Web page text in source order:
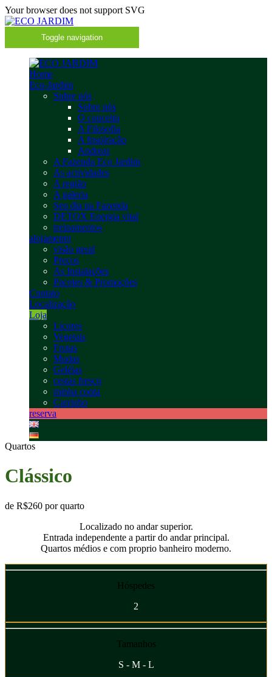
Your browser does not support SVG
Toggle navigation
Home
Eco-Jardim
Sobre nós
Sobre nós
O conceito
A Filosofia
A Inspiração
Andreas
A Fazenda Eco Jardim
As actividades
A região
A galeria
Seu dia na Fazenda
DETOX Energia vital
treinamentos
alojamento
visão geral
Preços
As Instalações
Pacotes & Promoções
Contato
Localização
Loja
Licores
Vegetais
Frutas
Mudas
Geléias
cestas fresco
minha conta
Carrinho
reserva
Quartos
Clássico
de R$260 por quarto
Localizado no andar superior.
Entrada independente a partir do andar principal.
Quartos médios e com proprio banheiro moderno.
Hóspedes
2
Tamanhos
S - M - L